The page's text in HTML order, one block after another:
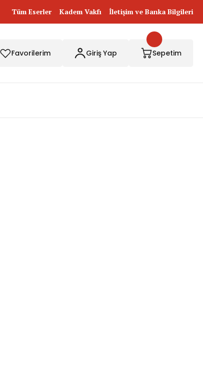
Tüm Eserler Kadem Vakfı İletişim ve Banka Bilgileri
Favorilerim Giriş Yap Sepetim